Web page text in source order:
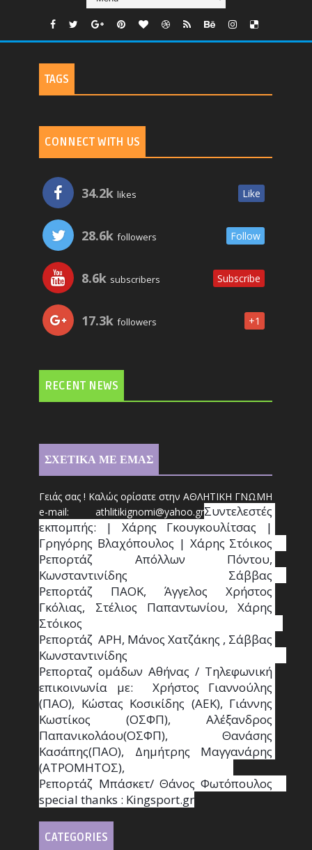
TAGS
CONNECT WITH US
34.2k likes Like
28.6k followers Follow
8.6k subscribers Subscribe
17.3k followers +1
RECENT NEWS
ΣΧΕΤΙΚΑ ΜΕ ΕΜΑΣ
Γειάς σας ! Καλώς ορίσατε στην ΑΘΛΗΤΙΚΗ ΓΝΩΜΗ
e-mail: athlitikignomi@yahoo.grΣυντελεστές
εκπομπής: | Χάρης Γκουγκουλίτσας |
Γρηγόρης Βλαχόπουλος | Χάρης Στόικος
Ρεπορτάζ Απόλλων Πόντου,
Κωνσταντινίδης   Σάββας
Ρεπορτάζ ΠΑΟΚ, Άγγελος Χρήστος
Γκόλιας, Στέλιος Παπαντωνίου, Χάρης
Στόικος
Ρεπορτάζ  ΑΡΗ, Μάνος Χατζάκης , Σάββας
Κωνσταντινίδης
Ρεπορταζ ομάδων Αθήνας / Τηλεφωνική
επικοινωνία με:  Χρήστος Γιαννούλης
(ΠΑΟ), Κώστας Κοσικίδης (ΑΕΚ), Γιάννης
Κωστίκος (ΟΣΦΠ), Αλέξανδρος
Παπανικολάου(ΟΣΦΠ), Θανάσης
Κασάπης(ΠΑΟ), Δημήτρης Μαγγανάρης
(ΑΤΡΟΜΗΤΟΣ),
Ρεπορτάζ Μπάσκετ/ Θάνος Φωτόπουλος
special thanks : Κingsport.gr
CATEGORIES